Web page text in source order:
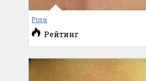
Роза
Рейтинг